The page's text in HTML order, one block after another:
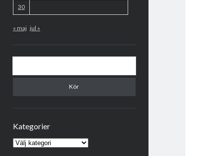
30
« maj jul »
Kategorier
Kategorier